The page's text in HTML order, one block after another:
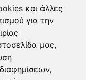
και άλλες
για την
μας,